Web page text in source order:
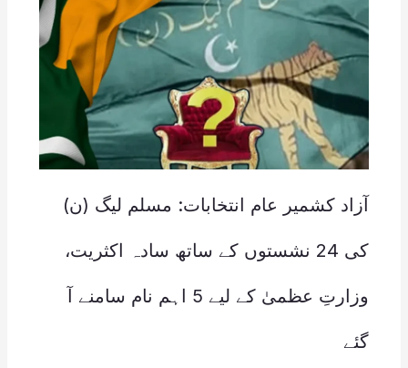
آزاد کشمیر عام انتخابات: مسلم لیگ (ن)
کی 24 نشستوں کے ساتھ سادہ اکثریت،
وزارتِ عظمیٰ کے لیے 5 اہم نام سامنے آ
گئے